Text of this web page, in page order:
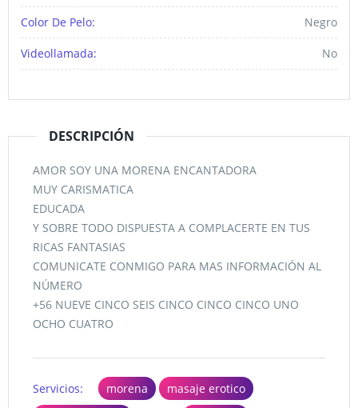
Color De Pelo: Negro
Videollamada: No
DESCRIPCIÓN
AMOR SOY UNA MORENA ENCANTADORA
MUY CARISMATICA
EDUCADA
Y SOBRE TODO DISPUESTA A COMPLACERTE EN TUS
RICAS FANTASIAS
COMUNICATE CONMIGO PARA MAS INFORMACIÓN AL
NÚMERO
+56 NUEVE CINCO SEIS CINCO CINCO CINCO UNO
OCHO CUATRO
Servicios: morena
masaje erotico